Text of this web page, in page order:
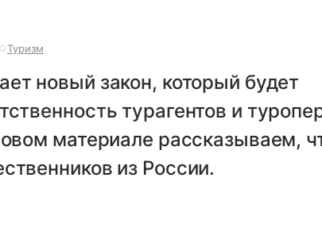
Туризм
новый закон, который будет
турагентов и
материале рассказываем,
из России.